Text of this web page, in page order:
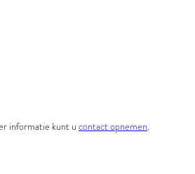
informatie kunt ucontact opnemen.